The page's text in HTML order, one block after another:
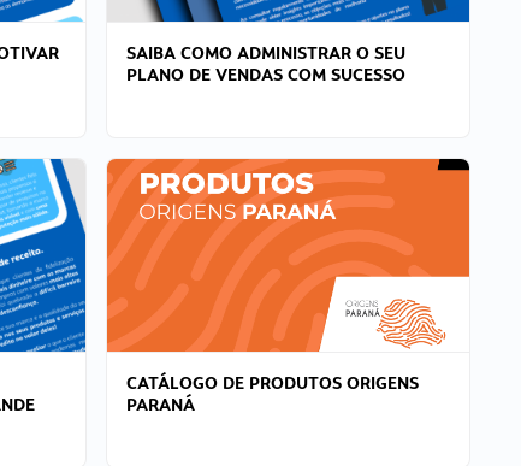
SAIBA COMO ADMINISTRAR O SEU
PLANO DE VENDAS COM SUCESSO
CATÁLOGO DE PRODUTOS ORIGENS
PARANÁ